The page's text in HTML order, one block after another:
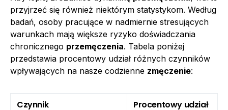
przyjrzeć się również niektórym statystykom. Według
badań, osoby pracujące w nadmiernie stresujących
warunkach mają większe ryzyko doświadczania
chronicznego przemęczenia. Tabela poniżej
przedstawia procentowy udział różnych czynników
wpływających na nasze codzienne zmęczenie:
Czynnik Procentowy udział